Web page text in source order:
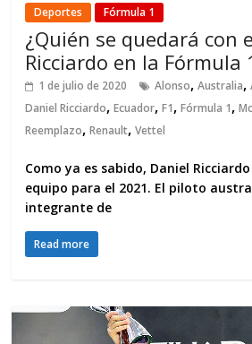
Deportes Fórmula 1
¿Quién se quedará con
Ricciardo en la Fórmula
1 de julio de 2020 Alonso,Australia,
Daniel Ricciardo,Ecuador,F1,Fórmula 1,
Reemplazo,Renault,Vettel
Como ya es sabido, Daniel
equipo para el 2021. El piloto
integrante de
Read more